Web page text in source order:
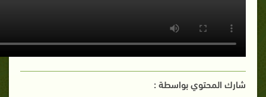
شارك المحتوي بواسطة :